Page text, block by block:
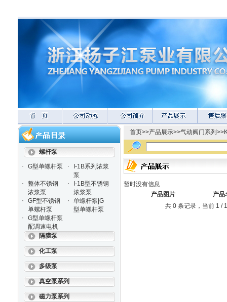
螺杆泵
·
G型单螺杆泵 ·
I-1B系列浓浆
泵
·
整体不锈钢
浓浆泵
·
I-1B型不锈钢
浓浆泵
·
GF型不锈钢
单螺杆泵
·
单螺杆泵|G
型单螺杆泵
·
G型单螺杆泵
配调速电机
隔膜泵
化工泵
多级泵
真空泵系列
磁力泵系列
首页>>产品展示>>气动阀门系列 >>
暂时没有信息
产品图片
产品
共 0 条记录，当前 1